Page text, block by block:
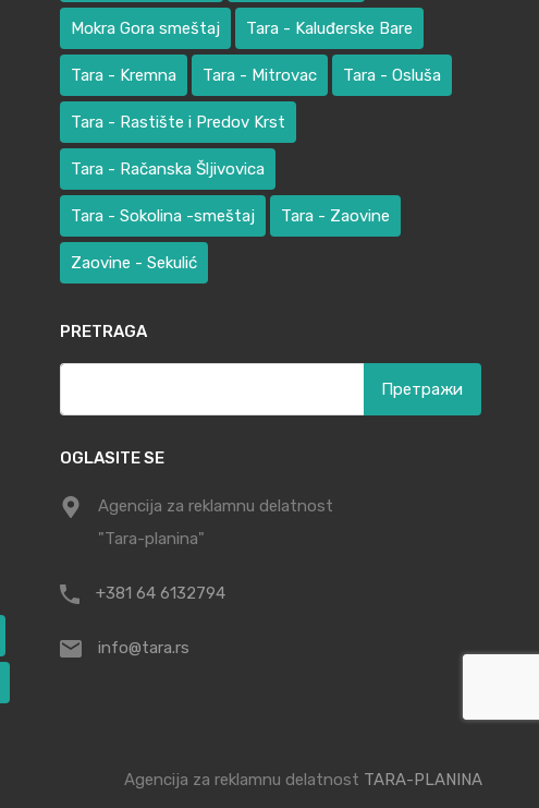
Mokra Gora smeštaj Tara - Kaluđerske Bare
Tara - Kremna Tara - Mitrovac Tara - Osluša
Tara - Rastište i Predov Krst
Tara - Račanska Šljivovica
Tara - Sokolina -smeštaj Tara - Zaovine
Zaovine - Sekulić
PRETRAGA
за:
OGLASITE SE
Agencija za reklamnu delatnost
"Tara-planina"
+381 64 6132794
info@tara.rs
Agencija za reklamnu delatnost TARA-PLANINA